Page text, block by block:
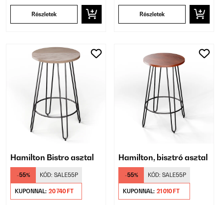
Részletek Részletek
Hamilton Bistro asztal
-55% KÓD: SALE55P
KUPONNAL: 20 740 FT
Hamilton, bisztró asztal
-55% KÓD: SALE55P
KUPONNAL: 21 010 FT